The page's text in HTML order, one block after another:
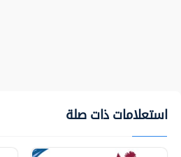
استعلامات ذات صلة